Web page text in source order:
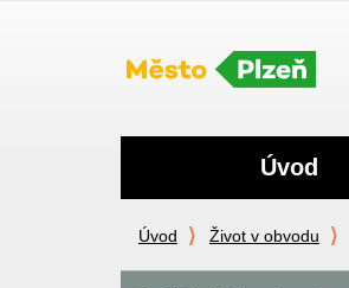
Úvod Život v obvodu
Úvod